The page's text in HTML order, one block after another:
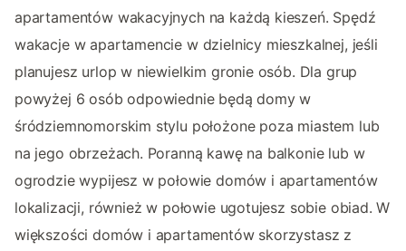
apartamentów wakacyjnych na każdą kieszeń. Spędź
wakacje w apartamencie w dzielnicy mieszkalnej, jeśli
planujesz urlop w niewielkim gronie osób. Dla grup
powyżej 6 osób odpowiednie będą domy w
śródziemnomorskim stylu położone poza miastem lub
na jego obrzeżach. Poranną kawę na balkonie lub w
ogrodzie wypijesz w połowie domów i apartamentów
lokalizacji, również w połowie ugotujesz sobie obiad. W
większości domów i apartamentów skorzystasz z